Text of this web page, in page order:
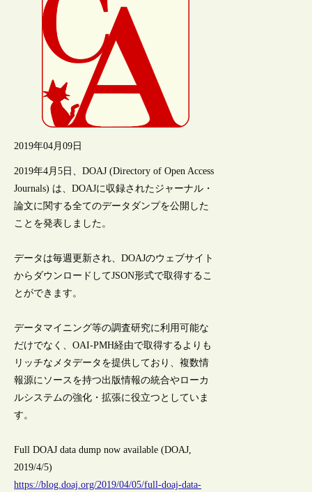
2019年04月09日
2019年4月5日、DOAJ (Directory of Open Access
Journals) は、DOAJに収録されたジャーナル・
論文に関する全てのデータダンプを公開した
ことを発表しました。
データは毎週更新され、DOAJのウェブサイト
からダウンロードしてJSON形式で取得するこ
とができます。
データマイニング等の調査研究に利用可能な
だけでなく、OAI-PMH経由で取得するよりも
リッチなメタデータを提供しており、複数情
報源にソースを持つ出版情報の統合やローカ
ルシステムの強化・拡張に役立つとしていま
す。
Full DOAJ data dump now available (DOAJ,
2019/4/5)
https://blog.doaj.org/2019/04/05/full-doaj-data-